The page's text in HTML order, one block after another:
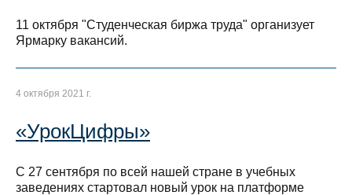
11 октября "Студенческая биржа труда" организует
Ярмарку вакансий.
4 октября 2021 г.
«УрокЦифры»
С 27 сентября по всей нашей стране в учебных
заведениях стартовал новый урок на платформе